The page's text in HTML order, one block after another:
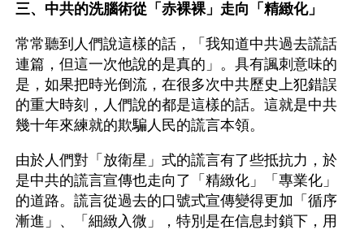
三、中共的洗腦術從「赤裸裸」走向「精緻化」
常常聽到人們說這樣的話，「我知道中共過去謊話
連篇，但這一次他說的是真的」。具有諷刺意味的
是，如果把時光倒流，在很多次中共歷史上犯錯誤
的重大時刻，人們說的都是這樣的話。這就是中共
幾十年來練就的欺騙人民的謊言本領。
由於人們對「放衛星」式的謊言有了些抵抗力，於
是中共的謊言宣傳也走向了「精緻化」「專業化」
的道路。謊言從過去的口號式宣傳變得更加「循序
漸進」、「細緻入微」，特別是在信息封鎖下，用